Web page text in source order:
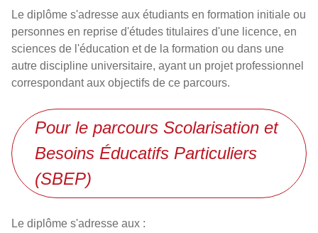
Le diplôme s'adresse aux étudiants en formation initiale ou
personnes en reprise d'études titulaires d'une licence, en
sciences de l'éducation et de la formation ou dans une
autre discipline universitaire, ayant un projet professionnel
correspondant aux objectifs de ce parcours.
Pour le parcours Scolarisation et
Besoins Éducatifs Particuliers
(SBEP)
Le diplôme s'adresse aux :